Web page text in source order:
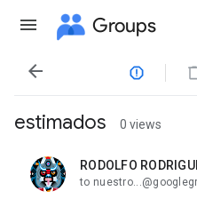
Groups

estimados 0 views
RODOLFO
unread,
to